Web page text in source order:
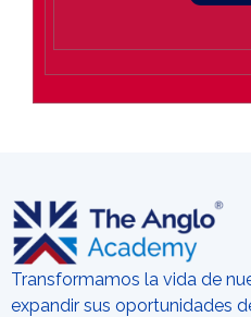
Transformamos la vida de
expandir sus oportunidades